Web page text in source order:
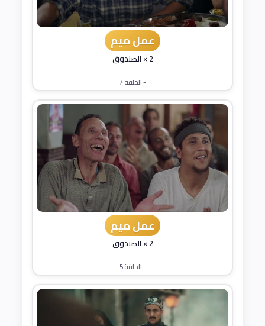
عمل ميم
2 × الصندوق
- الحلقة 7
عمل ميم
2 × الصندوق
- الحلقة 5